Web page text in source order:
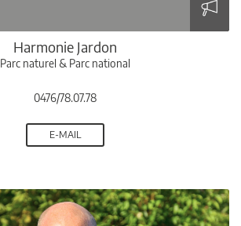
Harmonie Jardon
Parc naturel & Parc national
0476/78.07.78
E-MAIL